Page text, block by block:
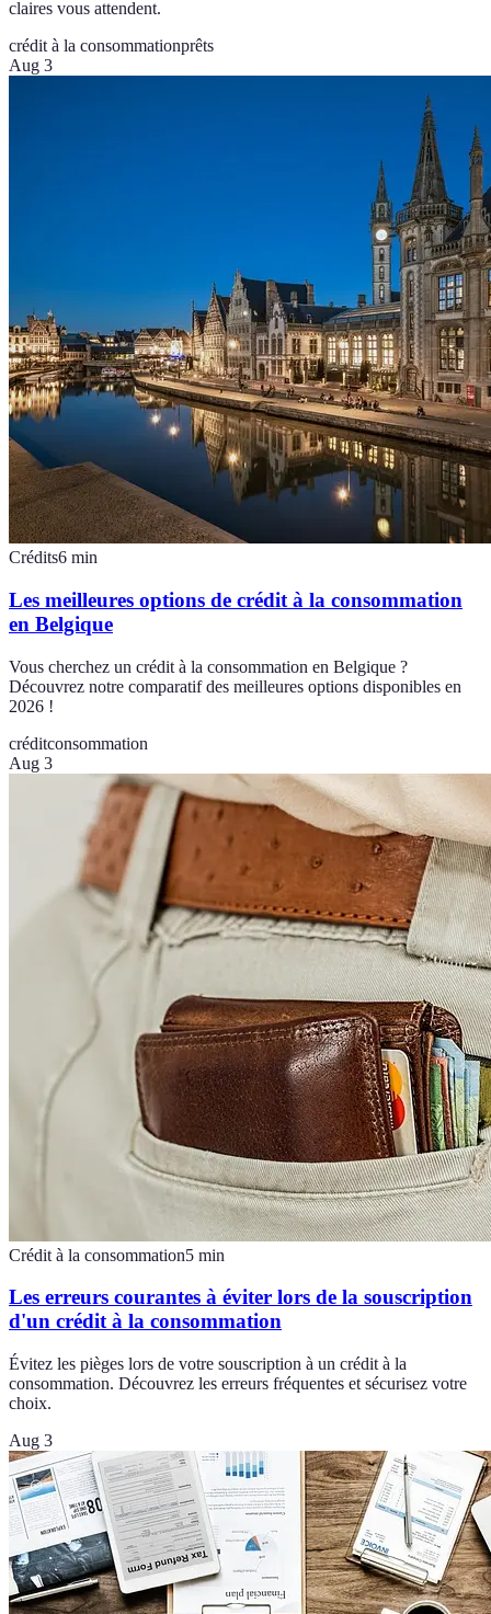
claires vous attendent.
crédit à la consommationprêts
Aug 3
Crédits6 min
Les meilleures options de crédit à la consommation
en Belgique
Vous cherchez un crédit à la consommation en Belgique ?
Découvrez notre comparatif des meilleures options disponibles en
2026 !
créditconsommation
Aug 3
Crédit à la consommation5 min
Les erreurs courantes à éviter lors de la souscription
d'un crédit à la consommation
Évitez les pièges lors de votre souscription à un crédit à la
consommation. Découvrez les erreurs fréquentes et sécurisez votre
choix.
Aug 3